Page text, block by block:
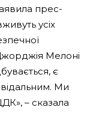
прес-
усіх
Мелоні
є
Ми
– сказала